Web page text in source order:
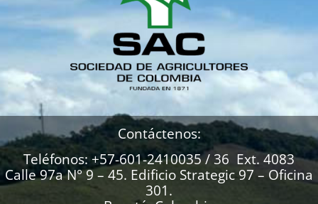
Contáctenos:
Teléfonos: +57-601-2410035 / 36 Ext. 4083
Calle 97a N° 9 – 45. Edificio Strategic 97 – Oficina
301.